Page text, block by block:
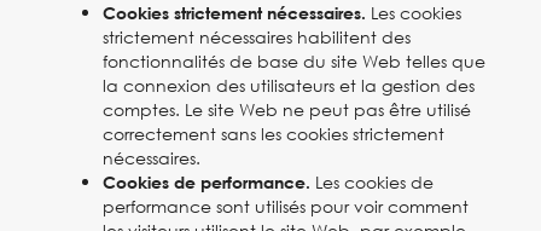
Cookies strictement nécessaires. Les cookies
strictement nécessaires habilitent des
fonctionnalités de base du site Web telles que
la connexion des utilisateurs et la gestion des
comptes. Le site Web ne peut pas être utilisé
correctement sans les cookies strictement
nécessaires.
Cookies de performance. Les cookies de
performance sont utilisés pour voir comment